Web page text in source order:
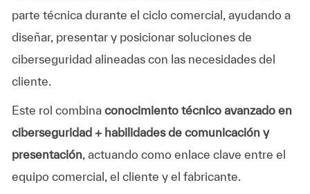
parte técnica durante el ciclo comercial, ayudando a
diseñar, presentar y posicionar soluciones de
ciberseguridad alineadas con las necesidades del
cliente.
Este rol combina conocimiento técnico avanzado en
ciberseguridad + habilidades de comunicación y
presentación, actuando como enlace clave entre el
equipo comercial, el cliente y el fabricante.